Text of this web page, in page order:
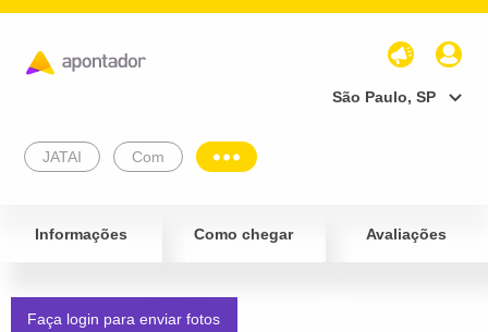
São Paulo, SP
JATAI Com
Informações Como chegar Avaliações
Faça login para enviar fotos